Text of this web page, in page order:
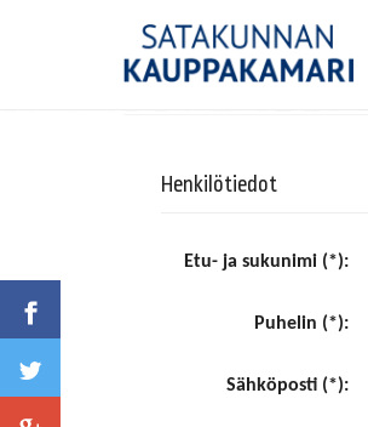
Henkilötiedot
Etu- ja sukunimi (*):
Puhelin (*):
Sähköposti (*):